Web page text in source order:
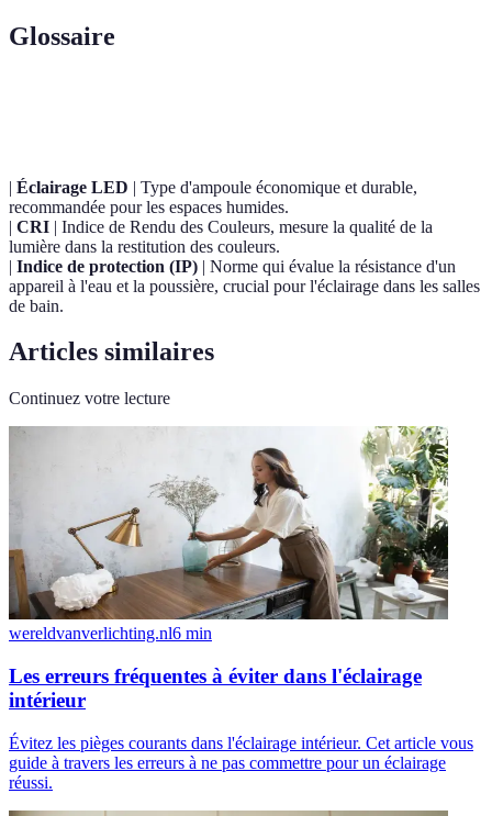
Glossaire
| Éclairage LED | Type d'ampoule économique et durable,
recommandée pour les espaces humides.
| CRI | Indice de Rendu des Couleurs, mesure la qualité de la
lumière dans la restitution des couleurs.
| Indice de protection (IP) | Norme qui évalue la résistance d'un
appareil à l'eau et la poussière, crucial pour l'éclairage dans les salles
de bain.
Articles similaires
Continuez votre lecture
wereldvanverlichting.nl6 min
Les erreurs fréquentes à éviter dans l'éclairage
intérieur
Évitez les pièges courants dans l'éclairage intérieur. Cet article vous
guide à travers les erreurs à ne pas commettre pour un éclairage
réussi.